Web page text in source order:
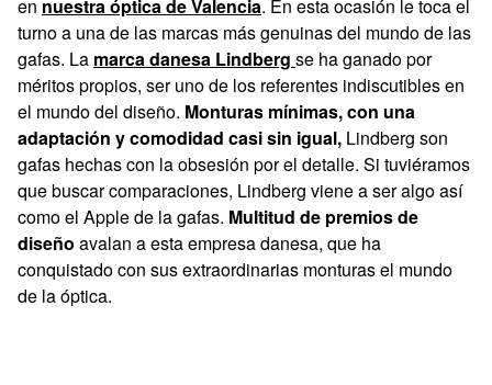
en nuestra óptica de Valencia. En esta ocasión le toca el
turno a una de las marcas más genuinas del mundo de las
gafas. La marca danesa Lindberg se ha ganado por
méritos propios, ser uno de los referentes indiscutibles en
el mundo del diseño. Monturas mínimas, con una
adaptación y comodidad casi sin igual, Lindberg son
gafas hechas con la obsesión por el detalle. Si tuviéramos
que buscar comparaciones, Lindberg viene a ser algo así
como el Apple de la gafas. Multitud de premios de
diseño avalan a esta empresa danesa, que ha
conquistado con sus extraordinarias monturas el mundo
de la óptica.